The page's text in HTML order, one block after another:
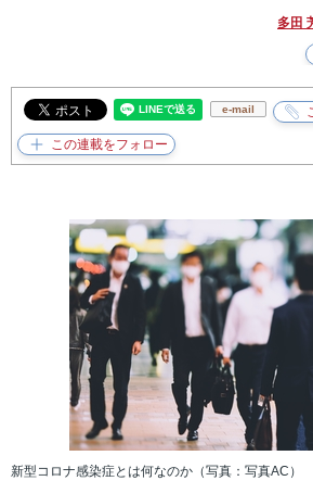
多田
e-mail
新型コロナ感染症とは何なのか（写真：写真AC）